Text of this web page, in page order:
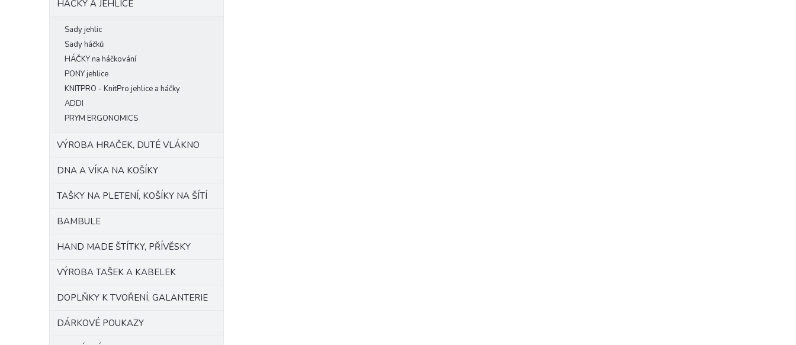
HÁČKY A JEHLICE
Sady jehlic
Sady háčků
HÁČKY na háčkování
PONY jehlice
KNITPRO - KnitPro jehlice a háčky
ADDI
PRYM ERGONOMICS
VÝROBA HRAČEK, DUTÉ VLÁKNO
DNA A VÍKA NA KOŠÍKY
TAŠKY NA PLETENÍ, KOŠÍKY NA ŠÍTÍ
BAMBULE
HAND MADE ŠTÍTKY, PŘÍVĚSKY
VÝROBA TAŠEK A KABELEK
DOPLŇKY K TVOŘENÍ, GALANTERIE
DÁRKOVÉ POUKAZY